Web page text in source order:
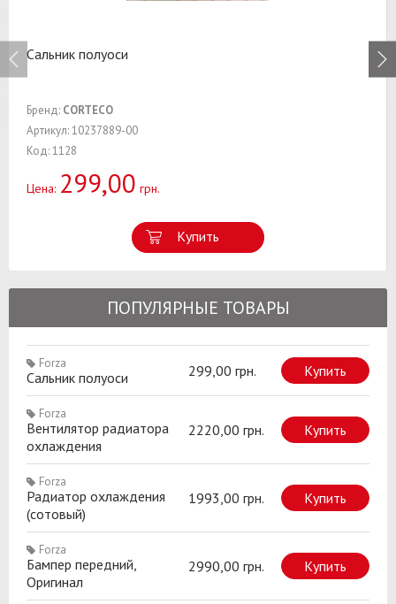
Сальник полуоси
Бренд: CORTECO
Артикул: 10237889-00
Код: 1128
Цена: 299,00 грн.
Купить
ПОПУЛЯРНЫЕ ТОВАРЫ
Forza
Сальник полуоси 299,00 грн. Купить
Forza
Вентилятор радиатора
охлаждения
2220,00 грн. Купить
Forza
Радиатор охлаждения
(сотовый)
1993,00 грн. Купить
Forza
Бампер передний,
Оригинал
2990,00 грн. Купить